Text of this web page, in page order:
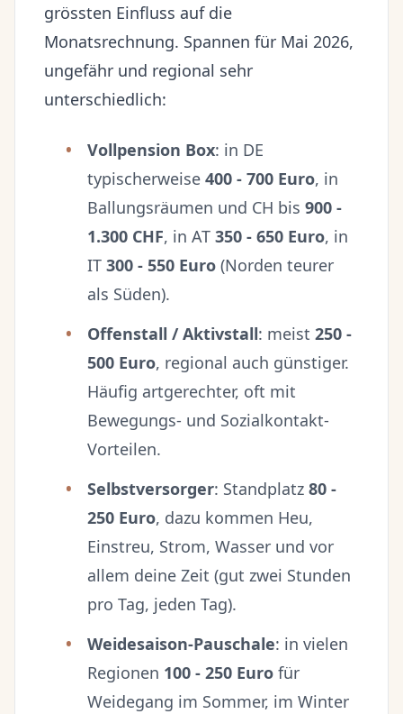
grössten Einfluss auf die
Monatsrechnung. Spannen für Mai 2026,
ungefähr und regional sehr
unterschiedlich:
Vollpension Box: in DE
typischerweise 400 - 700 Euro, in
Ballungsräumen und CH bis 900 -
1.300 CHF, in AT 350 - 650 Euro, in
IT 300 - 550 Euro (Norden teurer
als Süden).
Offenstall / Aktivstall: meist 250 -
500 Euro, regional auch günstiger.
Häufig artgerechter, oft mit
Bewegungs- und Sozialkontakt-
Vorteilen.
Selbstversorger: Standplatz 80 -
250 Euro, dazu kommen Heu,
Einstreu, Strom, Wasser und vor
allem deine Zeit (gut zwei Stunden
pro Tag, jeden Tag).
Weidesaison-Pauschale: in vielen
Regionen 100 - 250 Euro für
Weidegang im Sommer, im Winter